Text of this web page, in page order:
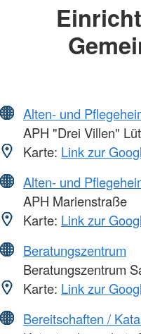
Alten- und
APH "Drei Villen"
Karte: Link zur
Alten- und
APH Marienstraße
Karte: Link zur
Beratungszentrum
Beratungszentrum
Karte: Link zur
Bereitschaften /